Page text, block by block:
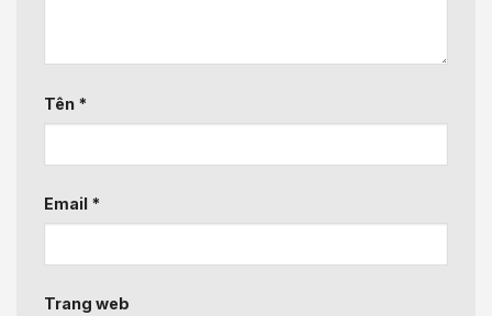
Tên *
Email *
Trang web